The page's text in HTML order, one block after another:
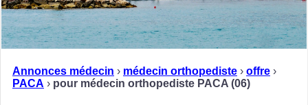
Annonces médecin › médecin orthopediste › offre ›
PACA › pour médecin orthopediste PACA (06)